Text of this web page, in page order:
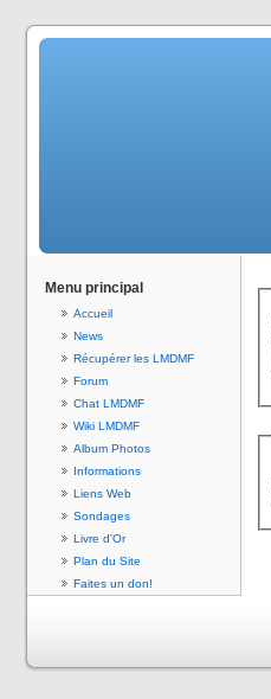
Menu principal
Accueil
News
Récupérer les LMDMF
Forum
Chat LMDMF
Wiki LMDMF
Album Photos
Informations
Liens Web
Sondages
Livre d'Or
Plan du Site
Faites un don!